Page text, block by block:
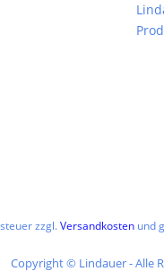
zzgl.Versandkostenund
Copyright © Lindauer - Alle